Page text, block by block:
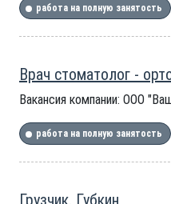
работа на полную занятость
Врач стоматолог -
Вакансия компании: ООО
работа на полную занятость
Грузчик, Губкин